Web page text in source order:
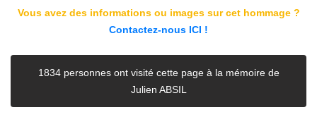
Vous avez des informations ou images sur cet hommage ?
Contactez-nous ICI !
1834 personnes ont visité cette page à la mémoire de
Julien ABSIL